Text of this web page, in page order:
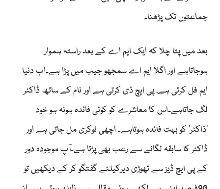
جماعتوں تک پڑھنا۔
بعد میں پتا چلا کہ ایک ایم اے کے بعد راستہ ہموار
ہوجاتاہے اور اگلا ایم اے سمجھو جیب میں پڑا ہے۔اب دنیا
ایم فل کرتی ہے، پی ایچ ڈی کرتی ہے اور نام کے ساتھ ڈاکٹر
لگ جاتاہے۔اس کا معاشرے کو کوئی فائدہ ہونہ ہو خود
’ڈاکٹر‘ کو بہت فائدہ ہوتاہے۔ اچھی نوکری مل جاتی ہے اور
ڈاکٹر کا سابقہ لگانے سے رعب بھی پڑتا ہے۔آپ موجودہ دور
کے پی ایچ ڈیز سے تھوڑی دیرکیلئے گفتگو کر کے دیکھیں تو